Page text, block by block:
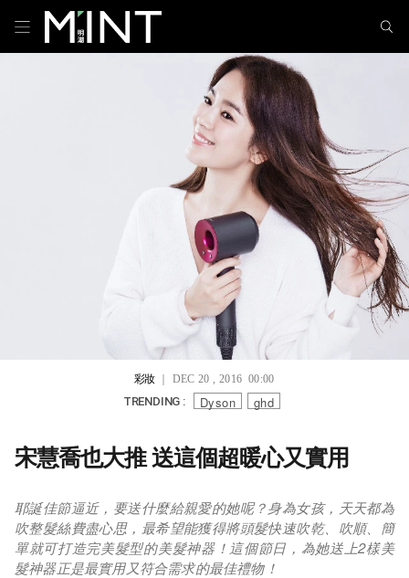
彩妝｜ DEC 20 , 2016 00:00
TRENDING : Dyson ghd
宋慧喬也大推 送這個超暖心又實用
耶誕佳節逼近，要送什麼給親愛的她呢？身為女孩，天天都為
吹整髮絲費盡心思，最希望能獲得將頭髮快速吹乾、吹順、簡
單就可打造完美髮型的美髮神器！這個節日，為她送上2樣美
髮神器正是最實用又符合需求的最佳禮物！